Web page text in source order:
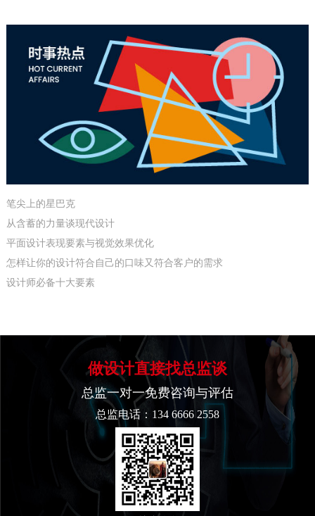
笔尖上的星巴克
从含蓄的力量谈现代设计
平面设计表现要素与视觉效果优化
怎样让你的设计符合自己的口味又符合客户的需求
设计师必备十大要素
做设计直接找总监谈
总监一对一免费咨询与评估
总监电话：134 6666 2558